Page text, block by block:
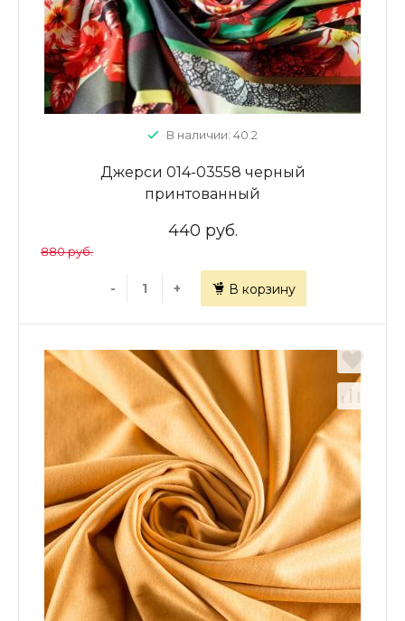
В наличии: 40.2
Джерси 014-03558 черный
принтованный
440 руб.
880 руб.
- + В корзину